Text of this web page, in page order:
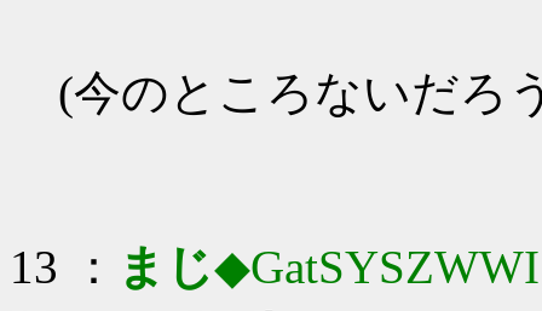
(今のところないだろ
13 ： まじ◆GatSYSZWWI